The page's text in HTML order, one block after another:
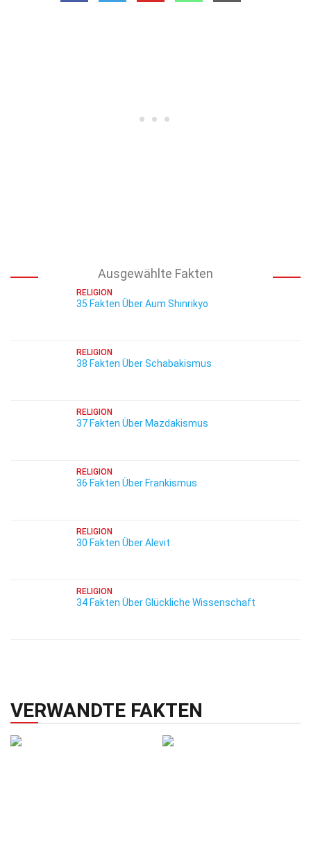
Ausgewählte Fakten
RELIGION
35 Fakten Über Aum Shinrikyo
RELIGION
38 Fakten Über Schabakismus
RELIGION
37 Fakten Über Mazdakismus
RELIGION
36 Fakten Über Frankismus
RELIGION
30 Fakten Über Alevit
RELIGION
34 Fakten Über Glückliche Wissenschaft
VERWANDTE FAKTEN